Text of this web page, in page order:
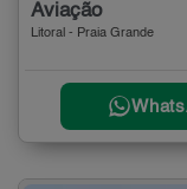
Aviação
Litoral - Praia Grande